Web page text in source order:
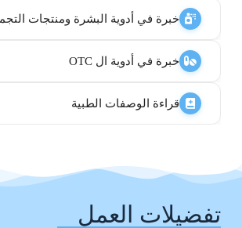
خبرة في أدوية البشرة ومنتجات
خبرة في أدوية ال OTC
قراءة الوصفات الطبية
تفضيلات العمل